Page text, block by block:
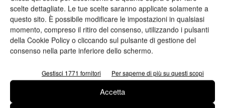
scelte dettagliate. Le tue scelte saranno applicate solamente a
questo sito. È possibile modificare le impostazioni in qualsiasi
momento, compreso il ritiro del consenso, utilizzando i pulsanti
della Cookie Policy o cliccando sul pulsante di gestione del
consenso nella parte inferiore dello schermo.
Gestisci 1771 fornitori Per saperne di più su questi scopi
Accetta
Articolo precedente
Tecnologie a confronto: toner
vs inkjet
Prossimo articolo
Webinar Federazione Carta e
Grafica e Confindustria: al via il
ALTRO DALL'AUTORE